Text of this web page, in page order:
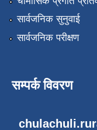
सार्वजनिक सुनुवाई
सार्वजनिक परीक्षण
सम्पर्क विवरण